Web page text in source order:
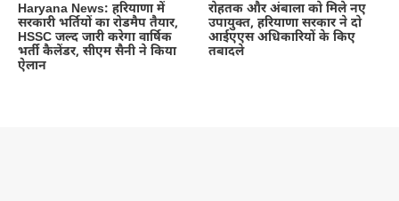
Haryana News: हरियाणा में
सरकारी भर्तियों का रोडमैप तैयार,
HSSC जल्द जारी करेगा वार्षिक
भर्ती कैलेंडर, सीएम सैनी ने किया
ऐलान
रोहतक और अंबाला को मिले नए
उपायुक्त, हरियाणा सरकार ने दो
आईएएस अधिकारियों के किए
तबादले